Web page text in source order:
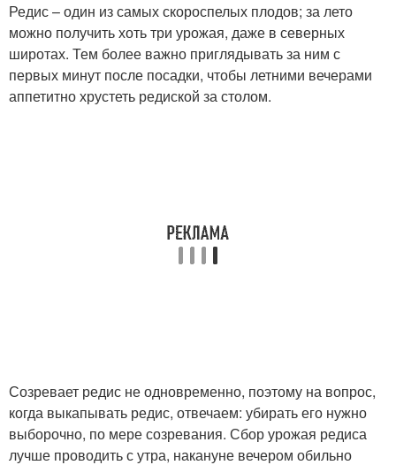
Редис – один из самых скороспелых плодов; за лето
можно получить хоть три урожая, даже в северных
широтах. Тем более важно приглядывать за ним с
первых минут после посадки, чтобы летними вечерами
аппетитно хрустеть редиской за столом.
Созревает редис не одновременно, поэтому на вопрос,
когда выкапывать редис, отвечаем: убирать его нужно
выборочно, по мере созревания. Сбор урожая редиса
лучше проводить с утра, накануне вечером обильно